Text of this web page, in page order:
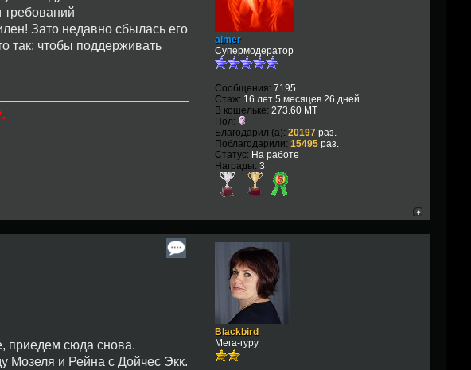
требований
Зато недавно сбылась его
так: чтобы поддерживать
aimer
Супермодератор
Сообщения: 7195
Стаж: 16 лет 5 месяцев 26 дней
В кошельке: 273.60 MT
Пол:
Благодарил (а): 20197раз.
Поблагодарили: 15495раз.
Статус: На работе
Награды: 3
приедем сюда снова.
Мозеля и Рейна с Дойчес Экк.
Blackbird
Мега-гуру